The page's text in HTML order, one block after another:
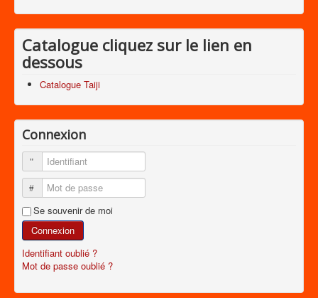
Catalogue cliquez sur le lien en
dessous
Catalogue Taiji
Connexion
Identifiant
Mot de passe
Se souvenir de moi
Connexion
Identifiant oublié ?
Mot de passe oublié ?